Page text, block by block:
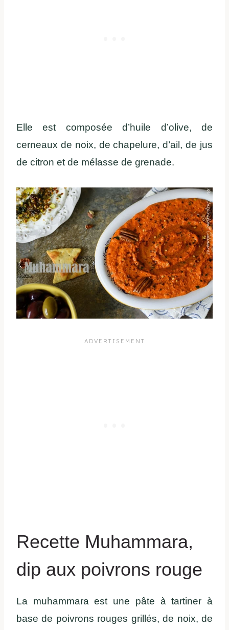
Elle est composée d’huile d’olive, de
cerneaux de noix, de chapelure, d’ail, de jus
de citron et de mélasse de grenade.
Recette Muhammara,
dip aux poivrons rouge
La muhammara est une pâte à tartiner à
base de poivrons rouges grillés, de noix, de